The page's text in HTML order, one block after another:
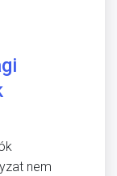
nem